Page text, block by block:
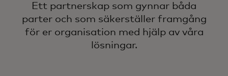
Ett partnerskap som gynnar båda
parter och som säkerställer framgång
för er organisation med hjälp av våra
lösningar.